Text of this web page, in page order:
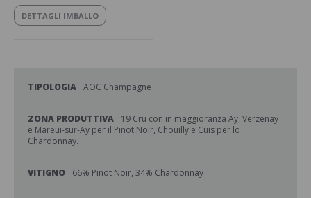
DETTAGLI IMBALLO
TIPOLOGIA AOC Champagne
ZONA PRODUTTIVA
19 Cru con in maggioranza Aÿ, Verzenay
e Mareui-sur-Aÿ per il Pinot Noir, Chouilly e Cuis per lo
Chardonnay.
VITIGNO 66% Pinot Noir, 34% Chardonnay